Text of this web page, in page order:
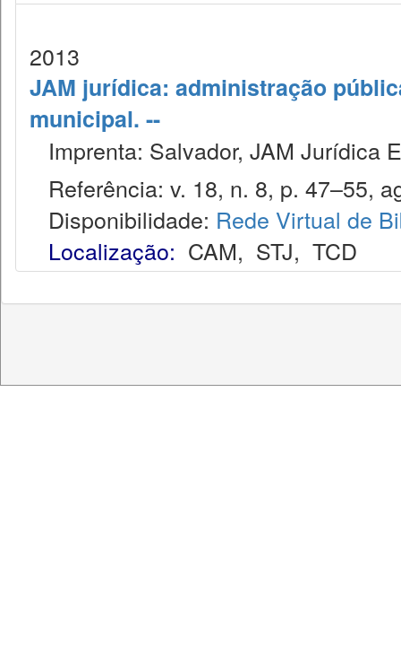
2013
JAM jurídica: administração
municipal. --
Imprenta: Salvador, JAM Jurídica
Referência: v. 18, n. 8, p. 47–55,
Disponibilidade: Rede Virtual de
Localização: CAM, STJ, TCD